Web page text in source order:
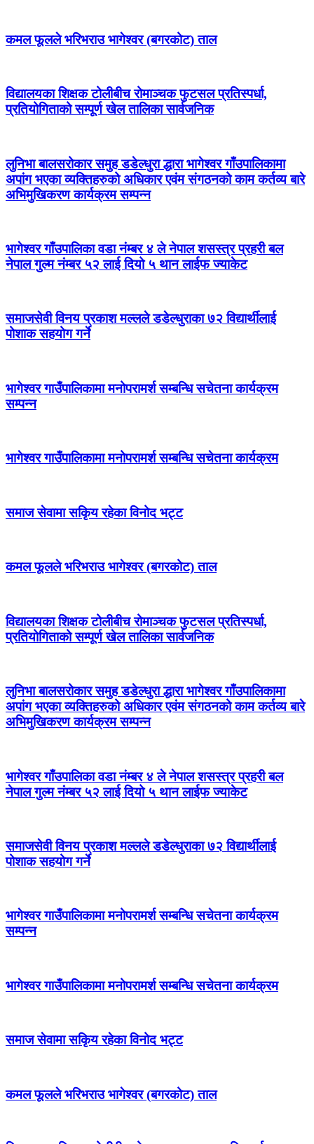
कमल फूलले भरिभराउ भागेश्वर (बगरकोट) ताल
विद्यालयका शिक्षक टोलीबीच रोमाञ्चक फुटसल प्रतिस्पर्धा,
प्रतियोगिताको सम्पूर्ण खेल तालिका सार्वजनिक
लुनिभा बालसरोकार समुह डडेल्धुरा द्धारा भागेश्वर गाँउपालिकामा
अपांग भएका व्यक्तिहरुको अधिकार एवंम संगठनको काम कर्तव्य बारे
अभिमुखिकरण कार्यक्रम सम्पन्न
भागेश्वर गाँउपालिका वडा नंम्बर ४ ले नेपाल शसस्त्र प्रहरी बल
नेपाल गुल्म नंम्बर ५२ लाई दियो ५ थान लाईफ ज्याकेट
समाजसेवी विनय प्रकाश मल्लले डडेल्धुराका ७२ विद्यार्थीलाई
पोशाक सहयोग गर्ने
भागेश्वर गाउँपालिकामा मनोपरामर्श सम्बन्धि सचेतना कार्यक्रम
सम्पन्न
भागेश्वर गाउँपालिकामा मनोपरामर्श सम्बन्धि सचेतना कार्यक्रम
समाज सेवामा सकिृय रहेका विनोद भट्ट
कमल फूलले भरिभराउ भागेश्वर (बगरकोट) ताल
विद्यालयका शिक्षक टोलीबीच रोमाञ्चक फुटसल प्रतिस्पर्धा,
प्रतियोगिताको सम्पूर्ण खेल तालिका सार्वजनिक
लुनिभा बालसरोकार समुह डडेल्धुरा द्धारा भागेश्वर गाँउपालिकामा
अपांग भएका व्यक्तिहरुको अधिकार एवंम संगठनको काम कर्तव्य बारे
अभिमुखिकरण कार्यक्रम सम्पन्न
भागेश्वर गाँउपालिका वडा नंम्बर ४ ले नेपाल शसस्त्र प्रहरी बल
नेपाल गुल्म नंम्बर ५२ लाई दियो ५ थान लाईफ ज्याकेट
समाजसेवी विनय प्रकाश मल्लले डडेल्धुराका ७२ विद्यार्थीलाई
पोशाक सहयोग गर्ने
भागेश्वर गाउँपालिकामा मनोपरामर्श सम्बन्धि सचेतना कार्यक्रम
सम्पन्न
भागेश्वर गाउँपालिकामा मनोपरामर्श सम्बन्धि सचेतना कार्यक्रम
समाज सेवामा सकिृय रहेका विनोद भट्ट
कमल फूलले भरिभराउ भागेश्वर (बगरकोट) ताल